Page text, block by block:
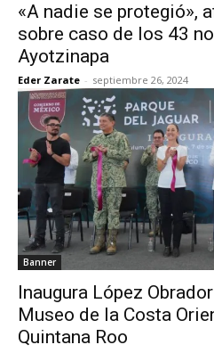
«A nadie se protegió»,
sobre caso de los 43
Ayotzinapa
Eder Zarate - septiembre 26, 2024
Banner
Inaugura López
Museo de la Costa
Quintana Roo